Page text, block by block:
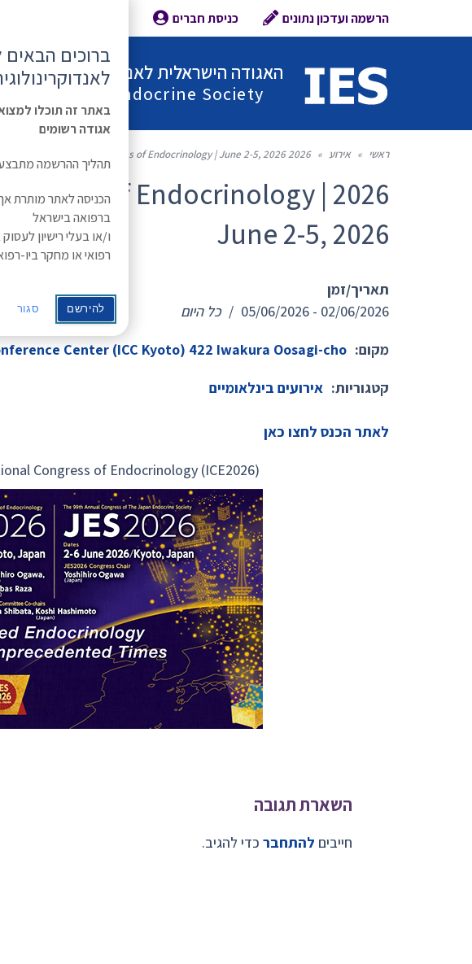
הרשמה ועדכון נתונים כניסת חברים
האגודה הישראלית לאנדוקרינולוגיה
Israel Endocrine Society
ראשי » אירוע »
2026 International Congress of Endocrinology | June 2-5, 2026
Congress of Endocrinology |
June 2-5, 2026
תאריך/זמן
02/06/2026 - 05/06/2026
/ כל היום
מקום: Center (ICC Kyoto) 422 Iwakura Oosagi-cho
קטגוריות: אירועים בינלאומיים
לאתר הכנס לחצו כאן
Congress of Endocrinology (ICE2026)
השארת תגובה
חייבים להתחבר כדי להגיב.
ברוכים
באתר זה תוכלו
אגודה רשומים
תהליך ההרשמה
הכניסה לאתר מותרת
ברפואה בישראל
ו/או בעלי רישיון
רפואי או מחקר ביו-
להירשם סגור